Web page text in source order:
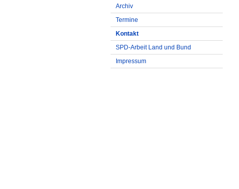
Archiv
Termine
Kontakt
SPD-Arbeit Land und Bund
Impressum